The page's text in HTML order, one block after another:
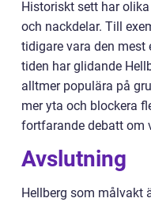
Historiskt sett har
och nackdelar. Till
tidigare vara den mest
tiden har glidande
alltmer populära på
mer yta och blockera
fortfarande debatt om
Avslutning
Hellberg som målvakt